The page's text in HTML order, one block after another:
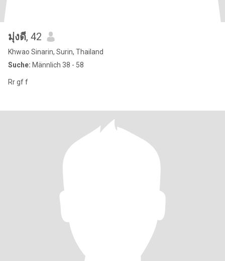
มุ่งดี, 42
Khwao Sinarin, Surin, Thailand
Suche: Männlich 38 - 58
Rr gf f